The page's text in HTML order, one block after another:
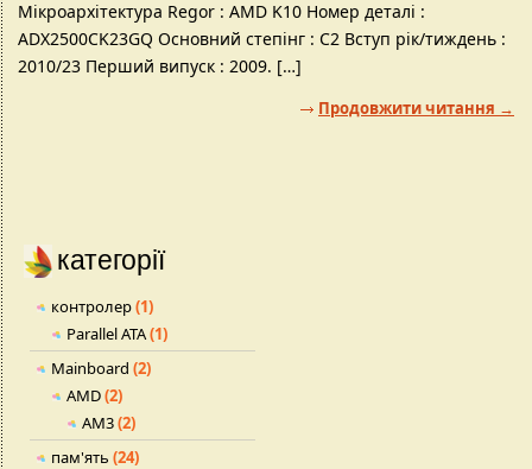
Мікроархітектура Regor : AMD K10 Номер деталі :
ADX2500CK23GQ Основний степінг : C2 Вступ рік/тиждень :
2010/23 Перший випуск : 2009. […]
Продовжити читання →
категорії
контролер(1)
Parallel ATA(1)
Mainboard (2)
AMD(2)
AM3(2)
пам'ять (24)